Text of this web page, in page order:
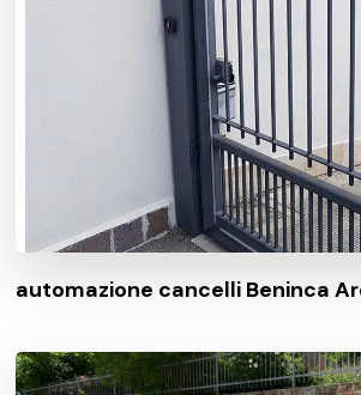
automazione cancelli Beninca